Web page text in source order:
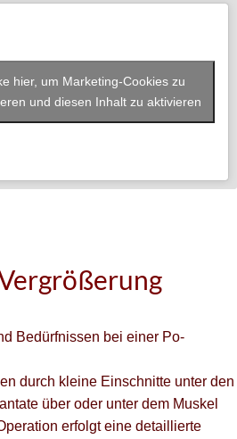
hier, um Marketing-Cookies zu
und diesen Inhalt zu aktivieren
Bedürfnissen bei einer Po-
durch kleine Einschnitte unter den
über oder unter dem Muskel
erfolgt eine detaillierte